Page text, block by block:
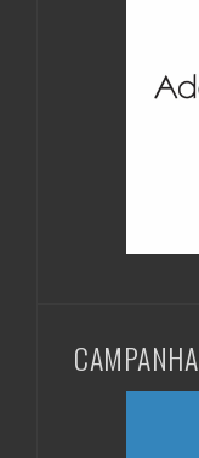
CAMPANHA